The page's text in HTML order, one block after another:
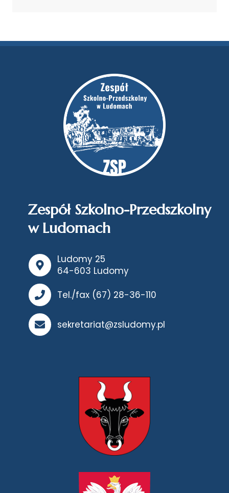
Zespół Szkolno-Przedszkolny
w Ludomach
Ludomy 25
64-603 Ludomy
Tel./fax (67) 28-36-110
sekretariat@zsludomy.pl